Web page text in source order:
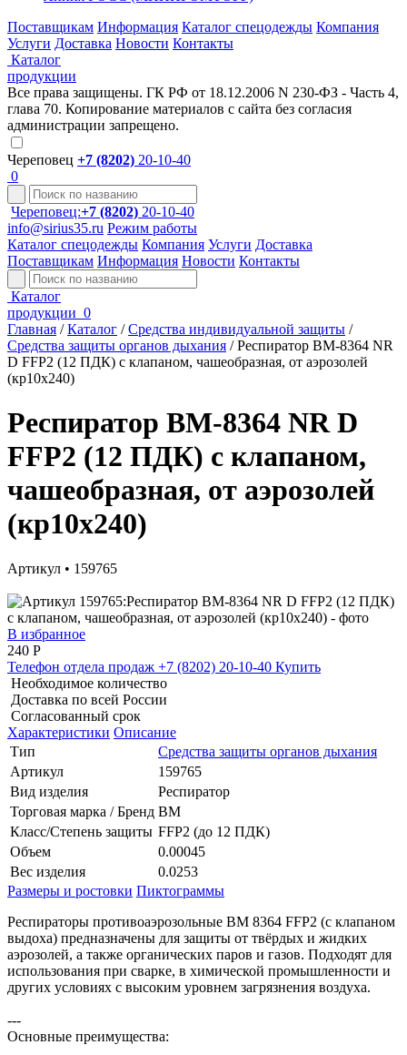
Поставщикам Информация Каталог спецодежды Компания
Услуги Доставка Новости Контакты
Каталог
продукции
Все права защищены. ГК РФ от 18.12.2006 N 230-ФЗ - Часть 4,
глава 70. Копирование материалов с сайта без согласия
администрации запрещено.
Череповец +7 (8202) 20-10-40
0
Череповец:+7 (8202) 20-10-40
info@sirius35.ru Режим работы
Каталог спецодежды Компания Услуги Доставка
Поставщикам Информация Новости Контакты
Каталог
продукции 0
Главная / Каталог / Средства индивидуальной защиты /
Средства защиты органов дыхания / Респиратор ВМ-8364 NR
D FFP2 (12 ПДК) с клапаном, чашеобразная, от аэрозолей
(кр10х240)
Респиратор ВМ-8364 NR D
FFP2 (12 ПДК) с клапаном,
чашеобразная, от аэрозолей
(кр10х240)
Артикул • 159765
В избранное
240 Р
Телефон отдела продаж +7 (8202) 20-10-40 Купить
Необходимое количество
Доставка по всей России
Согласованный срок
Характеристики Описание
Тип
Средства защиты органов дыхания
Артикул
159765
Вид изделия
Респиратор
Торговая марка / Бренд ВМ
Класс/Степень защиты FFP2 (до 12 ПДК)
Объем
0.00045
Вес изделия
0.0253
Размеры и ростовки Пиктограммы
Респираторы противоаэрозольные ВМ 8364 FFP2 (с клапаном
выдоха) предназначены для защиты от твёрдых и жидких
аэрозолей, а также органических паров и газов. Подходят для
использования при сварке, в химической промышленности и
других условиях с высоким уровнем загрязнения воздуха.
---
Основные преимущества: